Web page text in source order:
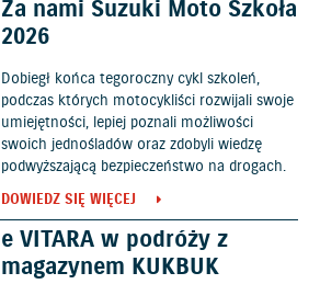
Za nami Suzuki Moto Szkoła
2026
Dobiegł końca tegoroczny cykl szkoleń,
podczas których motocykliści rozwijali swoje
umiejętności, lepiej poznali możliwości
swoich jednośladów oraz zdobyli wiedzę
podwyższającą bezpieczeństwo na drogach.
DOWIEDZ SIĘ WIĘCEJ
e VITARA w podróży z
magazynem KUKBUK